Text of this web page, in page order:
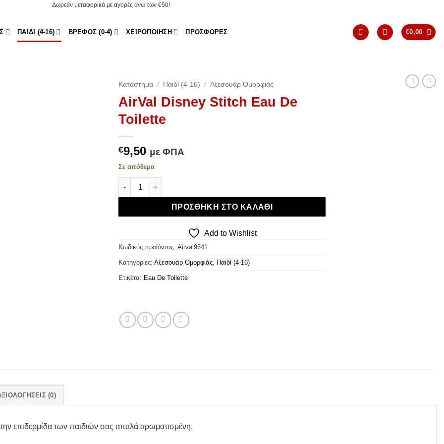
Δωρεάν μεταφορικά με αγορές άνω των €50!
ΠΑΙΔΊ (4-16) ΒΡΈΦΟΣ (0-4) ΧΕΙΡΟΠΟΊΗΣΗ ΠΡΟΣΦΟΡΈΣ €0,00
Κατάστημα / Παιδί (4-16) / Αξεσουάρ Ομορφιάς
AirVal Disney Stitch Eau De
Toilette
€9,50 με ΦΠΑ
Σε απόθεμα
AirVal Disney Stitch Eau De Toilette ποσότητα
ΠΡΟΣΘΉΚΗ ΣΤΟ ΚΑΛΆΘΙ
Add to Wishlist
Κωδικός προϊόντος: Airval9341
Κατηγορίες: Αξεσουάρ Ομορφιάς Παιδί (4-16)
Ετικέτα: Eau De Toilette
(0)
επιδερμίδα των παιδιών σας απαλά αρωματισμένη.